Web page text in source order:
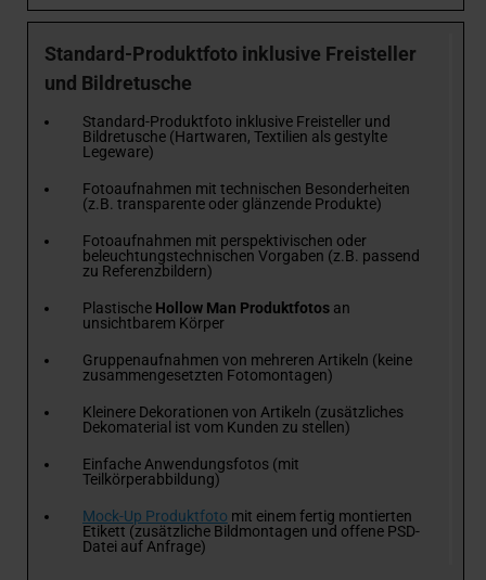
Standard-Produktfoto inklusive Freisteller
und Bildretusche
Standard-Produktfoto inklusive Freisteller und
Bildretusche (Hartwaren, Textilien als gestylte
Legeware)
Fotoaufnahmen mit technischen Besonderheiten
(z.B. transparente oder glänzende Produkte)
Fotoaufnahmen mit perspektivischen oder
beleuchtungstechnischen Vorgaben (z.B. passend
zu Referenzbildern)
Plastische Hollow Man Produktfotos an
unsichtbarem Körper
Gruppenaufnahmen von mehreren Artikeln (keine
zusammengesetzten Fotomontagen)
Kleinere Dekorationen von Artikeln (zusätzliches
Dekomaterial ist vom Kunden zu stellen)
Einfache Anwendungsfotos (mit
Teilkörperabbildung)
Mock-Up Produktfoto mit einem fertig montierten
Etikett (zusätzliche Bildmontagen und offene PSD-
Datei auf Anfrage)